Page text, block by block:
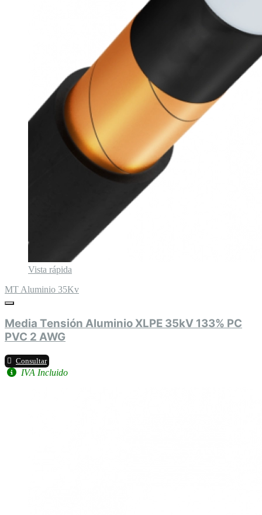
Vista rápida
MT Aluminio 35Kv
Media Tensión Aluminio XLPE 35kV 133% PC
PVC 2 AWG
Consultar
IVA Incluido